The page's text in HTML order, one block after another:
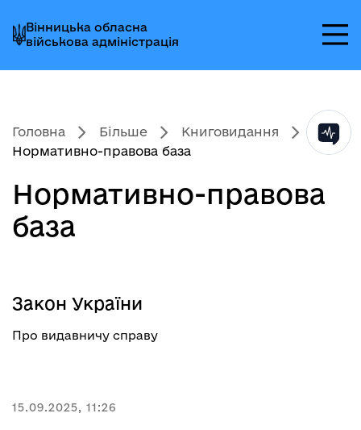
до
головного
меню
до
головного
вмісту
до
головного
колонтитула
Вінницька обласна
військова адміністрація
Головна Більше
Книговидання
Нормативно-правова база
Нормативно-правова
база
Закон України
Про видавничу справу
15.09.2025, 11:26